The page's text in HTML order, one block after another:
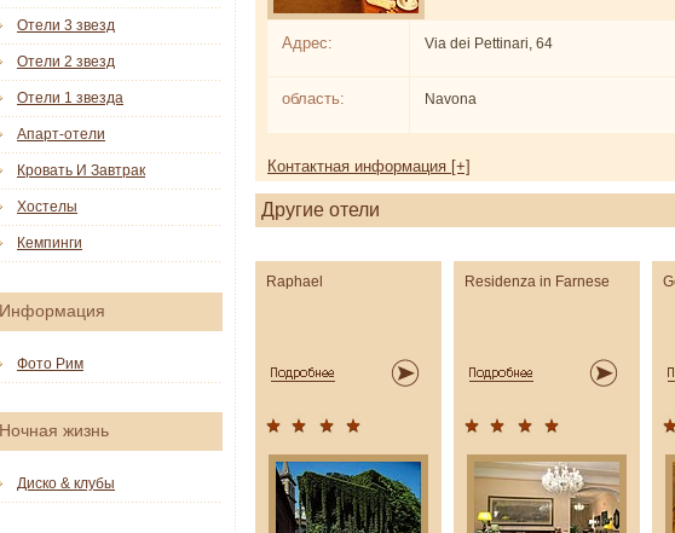
Адрес: Via dei Pettinari, 64
область: Navona
Контактная информация [+]
Другие отели
Raphael Residenza in Farnese
Отели 3 звезд
Отели 2 звезд
Отели 1 звезда
Апарт-отели
Кровать И Завтрак
Хостелы
Кемпинги
Информация
Фото Рим
Ночная жизнь
Диско & клубы